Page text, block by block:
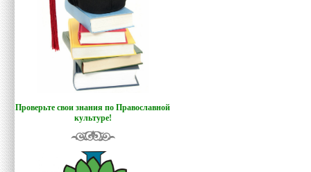
Проверьте свои знания по Православной
культуре!